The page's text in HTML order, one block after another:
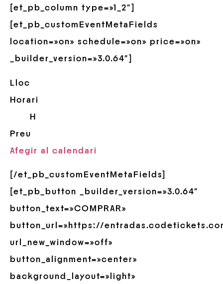
[et_pb_column type=»1_2″]
[et_pb_customEventMetaFields
location=»on» schedule=»on» price=»on»
_builder_version=»3.0.64″]
Lloc
Horari
H
Preu
Afegir al calendari
[/et_pb_customEventMetaFields]
[et_pb_button _builder_version=»3.0.64″
button_text=»COMPRAR»
button_url=»https://
url_new_window=»off»
button_alignment=»center»
background_layout=»light»